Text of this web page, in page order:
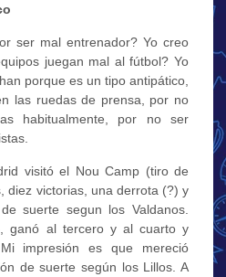
ser mal entrenador? Yo creo
juegan mal al fútbol? Yo
porque es un tipo antipático,
las ruedas de prensa, por no
habitualmente, por no ser
visitó el Nou Camp (tiro de
diez victorias, una derrota (?) y
suerte segun los Valdanos.
ganó al tercero y al cuarto y
impresión es que mereció
de suerte según los Lillos. A